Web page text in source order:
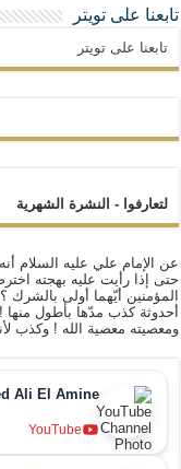
تابعنا على تويتر
تابعنا على تويتر
لتعارفوا - النشرة الشهرية
عن الإمام علي عليه السلام
حتى إذا رأيت عليه بهجته
المؤمنين أيّهما أولى بالشرك
أحدوثة كذب مدّها بأطول منها
ومعصيته معصية الله ! وكذب
Ali El Amine
YouTube